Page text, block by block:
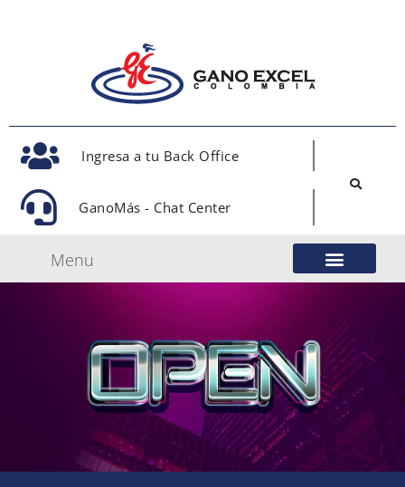
Ingresa a tu Back Office
GanoMás - Chat Center
Menu